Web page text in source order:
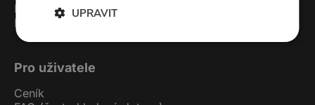
Kontakt
Podcast studio
Pro uživatele
Ceník
UPRAVIT